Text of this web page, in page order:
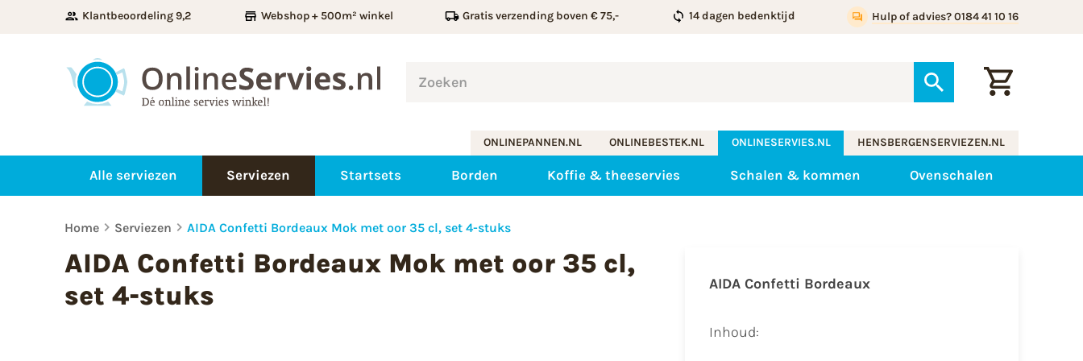
Klantbeoordeling 9,2 Webshop + 500m² winkel Gratis verzending boven € 75,- 14 dagen bedenktijd Hulp of advies? 0184 41 10 16
ONLINEPANNEN.NL ONLINEBESTEK.NL ONLINESERVIES.NL HENSBERGENSERVIEZEN.NL
Alle serviezen Serviezen Startsets Borden Koffie & theeservies Schalen & kommen Ovenschalen
Home Serviezen AIDA Confetti Bordeaux Mok met oor 35 cl, set 4-stuks
AIDA Confetti Bordeaux Mok met oor 35 cl,
set 4-stuks
AIDA Confetti Bordeaux
​Inhoud:​